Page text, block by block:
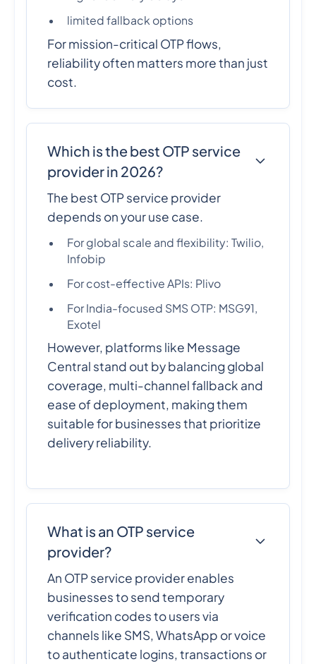
limited fallback options
For mission-critical OTP flows,
reliability often matters more than just
cost.
Which is the best OTP service
provider in 2026?
The best OTP service provider
depends on your use case.
For global scale and flexibility: Twilio,
Infobip
For cost-effective APIs: Plivo
For India-focused SMS OTP: MSG91,
Exotel
However, platforms like Message
Central stand out by balancing global
coverage, multi-channel fallback and
ease of deployment, making them
suitable for businesses that prioritize
delivery reliability.
What is an OTP service
provider?
An OTP service provider enables
businesses to send temporary
verification codes to users via
channels like SMS, WhatsApp or voice
to authenticate logins, transactions or